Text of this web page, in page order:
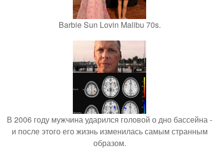
Barbie Sun Lovin Malibu 70s.
В 2006 году мужчина ударился головой о дно бассейна -
и после этого его жизнь изменилась самым странным
образом.